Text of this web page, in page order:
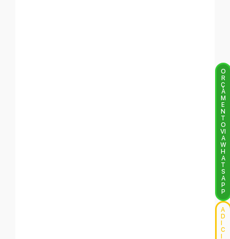
O
R
Ç
A
M
E
N
T
O
VI
A
W
H
A
T
S
A
P
P
A
D
C